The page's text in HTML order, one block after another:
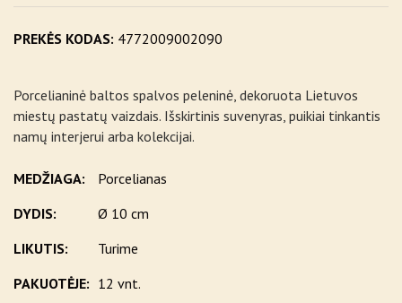
PREKĖS KODAS: 4772009002090
Porcelianinė baltos spalvos peleninė, dekoruota Lietuvos
miestų pastatų vaizdais. Išskirtinis suvenyras, puikiai tinkantis
namų interjerui arba kolekcijai.
MEDŽIAGA:
Porcelianas
DYDIS:
Ø 10 cm
LIKUTIS:
Turime
PAKUOTĖJE: 12 vnt.